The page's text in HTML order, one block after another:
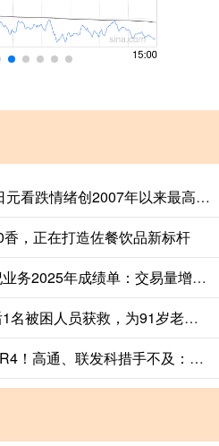
涨8 美国CFTC：交易员对日元看跌情绪创2007年以来最高，对美元看涨程度创2015年以来最高
，正在打造佐餐饮品新标杆
翻翻策略 上海辖区证券经纪业务2025年成绩单：交易量增加八成，佣金率跌破万二
盛谷策略 广西柳州地震最后1名被困人员获救，为91岁老人，生命体征平稳
配资乐 三星停止生产LPDDR4！高通、联发科措手不及：手机又要涨价